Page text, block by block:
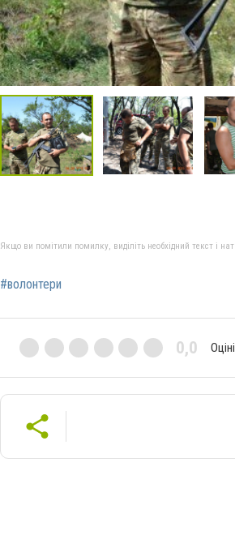
Якщо ви помітили помилку, виділіть необхідний текст і
#волонтери
0,0